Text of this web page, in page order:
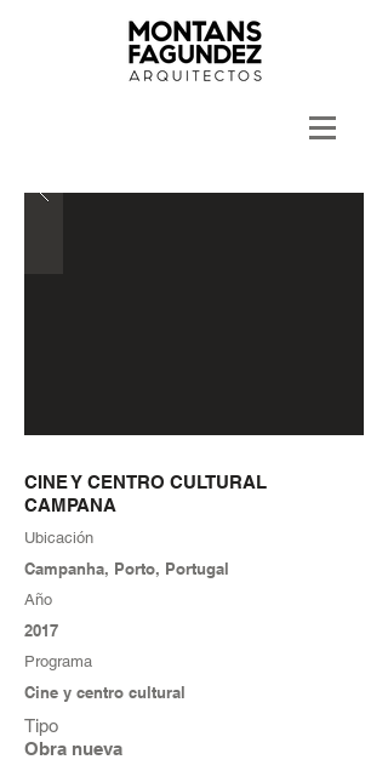
CINE Y CENTRO CULTURAL
CAMPANA
Ubicación
Campanha, Porto, Portugal
Año
2017
Programa
Cine y centro cultural
Tipo
Obra nueva